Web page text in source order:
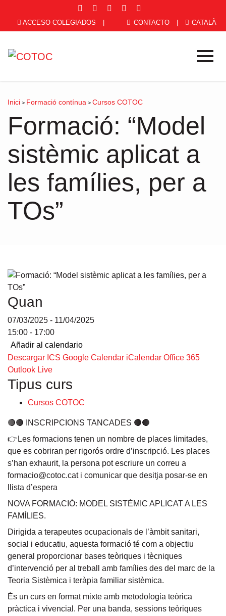
ACCESO COLEGIADOS CONTACTO CATALÀ
Inici > Formació contínua > Cursos COTOC
Formació: “Model
sistèmic aplicat a
les famílies, per a
TOs”
Quan
07/03/2025 - 11/04/2025
15:00 - 17:00
Añadir al calendario
Descargar ICS Google Calendar iCalendar Office 365
Outlook Live
Tipus curs
Cursos COTOC
🔴🔴 INSCRIPCIONS TANCADES 🔴🔴
👉Les formacions tenen un nombre de places limitades,
que es cobriran per rigorós ordre d’inscripció. Les places
s’han exhaurit, la persona pot escriure un correu a
formacio@cotoc.cat i comunicar que desitja posar-se en
llista d’espera
NOVA FORMACIÓ: MODEL SISTÈMIC APLICAT A LES
FAMÍLIES.
Dirigida a terapeutes ocupacionals de l’àmbit sanitari,
social i educatiu, aquesta formació té com a objectiu
general proporcionar bases teòriques i tècniques
d’intervenció per al treball amb famílies des del marc de la
Teoria Sistèmica i teràpia familiar sistèmica.
És un curs en format mixte amb metodologia teòrica
pràctica i vivencial. Per una banda, sessions teòriques